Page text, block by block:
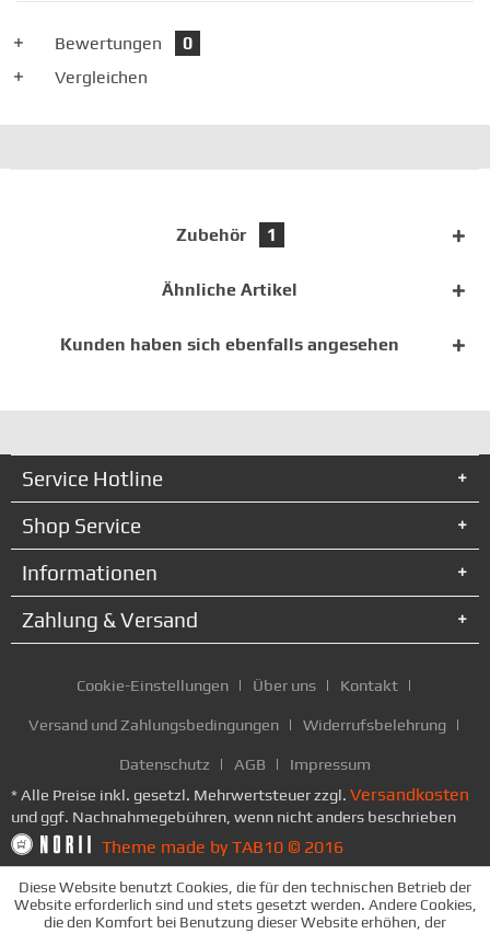
Bewertungen
0
Vergleichen
Zubehör 1
Ähnliche Artikel
Kunden haben sich ebenfalls angesehen
Service Hotline
Shop Service
Informationen
Zahlung & Versand
Cookie-Einstellungen Über uns Kontakt
Versand und Zahlungsbedingungen Widerrufsbelehrung
Datenschutz AGB
Impressum
* Alle Preise inkl. gesetzl. Mehrwertsteuer zzgl. Versandkosten
und ggf. Nachnahmegebühren, wenn nicht anders beschrieben
Theme made by TAB10 © 2016
Diese Website benutzt Cookies, die für den technischen Betrieb der
Website erforderlich sind und stets gesetzt werden. Andere Cookies,
die den Komfort bei Benutzung dieser Website erhöhen, der